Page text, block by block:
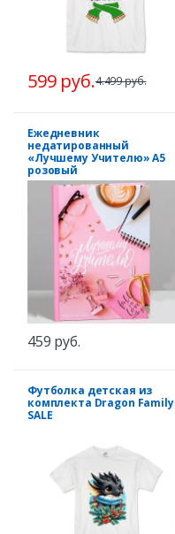
599 руб.4.499 руб.
Ежедневник
недатированный
«Лучшему Учителю» А5
розовый
459 руб.
Футболка детская из
комплекта Dragon Family
SALE